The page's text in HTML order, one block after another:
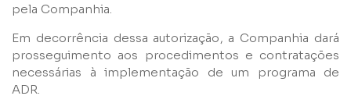
pela Companhia.
Em decorrência dessa autorização, a Companhia dará
prosseguimento aos procedimentos e contratações
necessárias à implementação de um programa de
ADR.
Empresa